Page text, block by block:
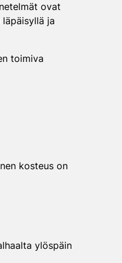
ovat
ja
toimiva
kosteus on
ylöspäin